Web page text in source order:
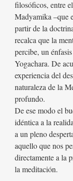
filosóficos, entre
Madyamika –que
partir de la
recalca que la
percibe, un
Yogachara. De
experiencia del
naturaleza de la
profundo.
De ese modo el
idéntica a la
a un pleno
aquello que nos
directamente a la
la meditación.